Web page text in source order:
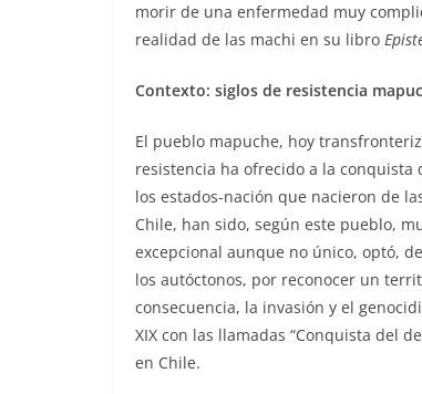
morir de una enfermedad muy
realidad de las machi en su libro
Contexto: siglos de resistencia
El pueblo mapuche, hoy
resistencia ha ofrecido a la conquista
los estados-nación que nacieron de
Chile, han sido, según este pueblo,
excepcional aunque no único, optó,
los autóctonos, por reconocer un
consecuencia, la invasión y el
XIX con las llamadas “Conquista del
en Chile.